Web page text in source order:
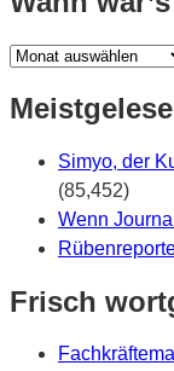
Wann
Simyo, der
(85,452)
Wenn
Frisch